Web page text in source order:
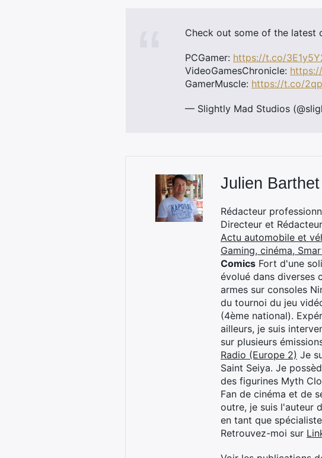
Check out some of the latest
PCGamer: https://t.co/
VideoGamesChronicle:
GamerMuscle: https://t.co/
— Slightly Mad Studios
Julien Barthet
Rédacteur
Directeur et
Actu automobile et
Gaming, cinéma,
Comics Fort d'une
évolué dans diverses
armes sur consoles
du tournoi du jeu
(4ème national).
ailleurs, je suis
sur plusieurs
Radio (Europe 2) Je
Saint Seiya. Je
des figurines Myth
Fan de cinéma et de
outre, je suis l'auteur
en tant que
Retrouvez-moi sur